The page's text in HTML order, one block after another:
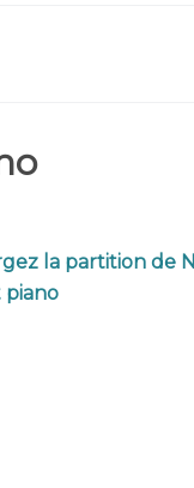
la partition de
piano